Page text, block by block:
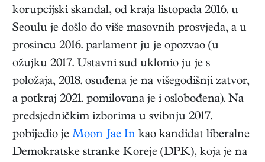
korupcijski skandal, od kraja listopada 2016. u
Seoulu je došlo do više masovnih prosvjeda, a u
prosincu 2016. parlament ju je opozvao (u
ožujku 2017. Ustavni sud uklonio ju je s
položaja, 2018. osuđena je na višegodišnji zatvor,
a potkraj 2021. pomilovana je i oslobođena). Na
predsjedničkim izborima u svibnju 2017.
pobijedio je Moon Jae In kao kandidat liberalne
Demokratske stranke Koreje (DPK), koja je na